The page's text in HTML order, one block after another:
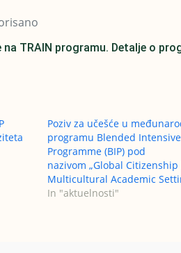
na TRAIN programu. Detalje o
Poziv za učešće u
programu Blended Intensive
Programme (BIP) pod
nazivom „Global Citizenship
Multicultural Academic
In "aktuelnosti"